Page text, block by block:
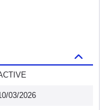
03/2026